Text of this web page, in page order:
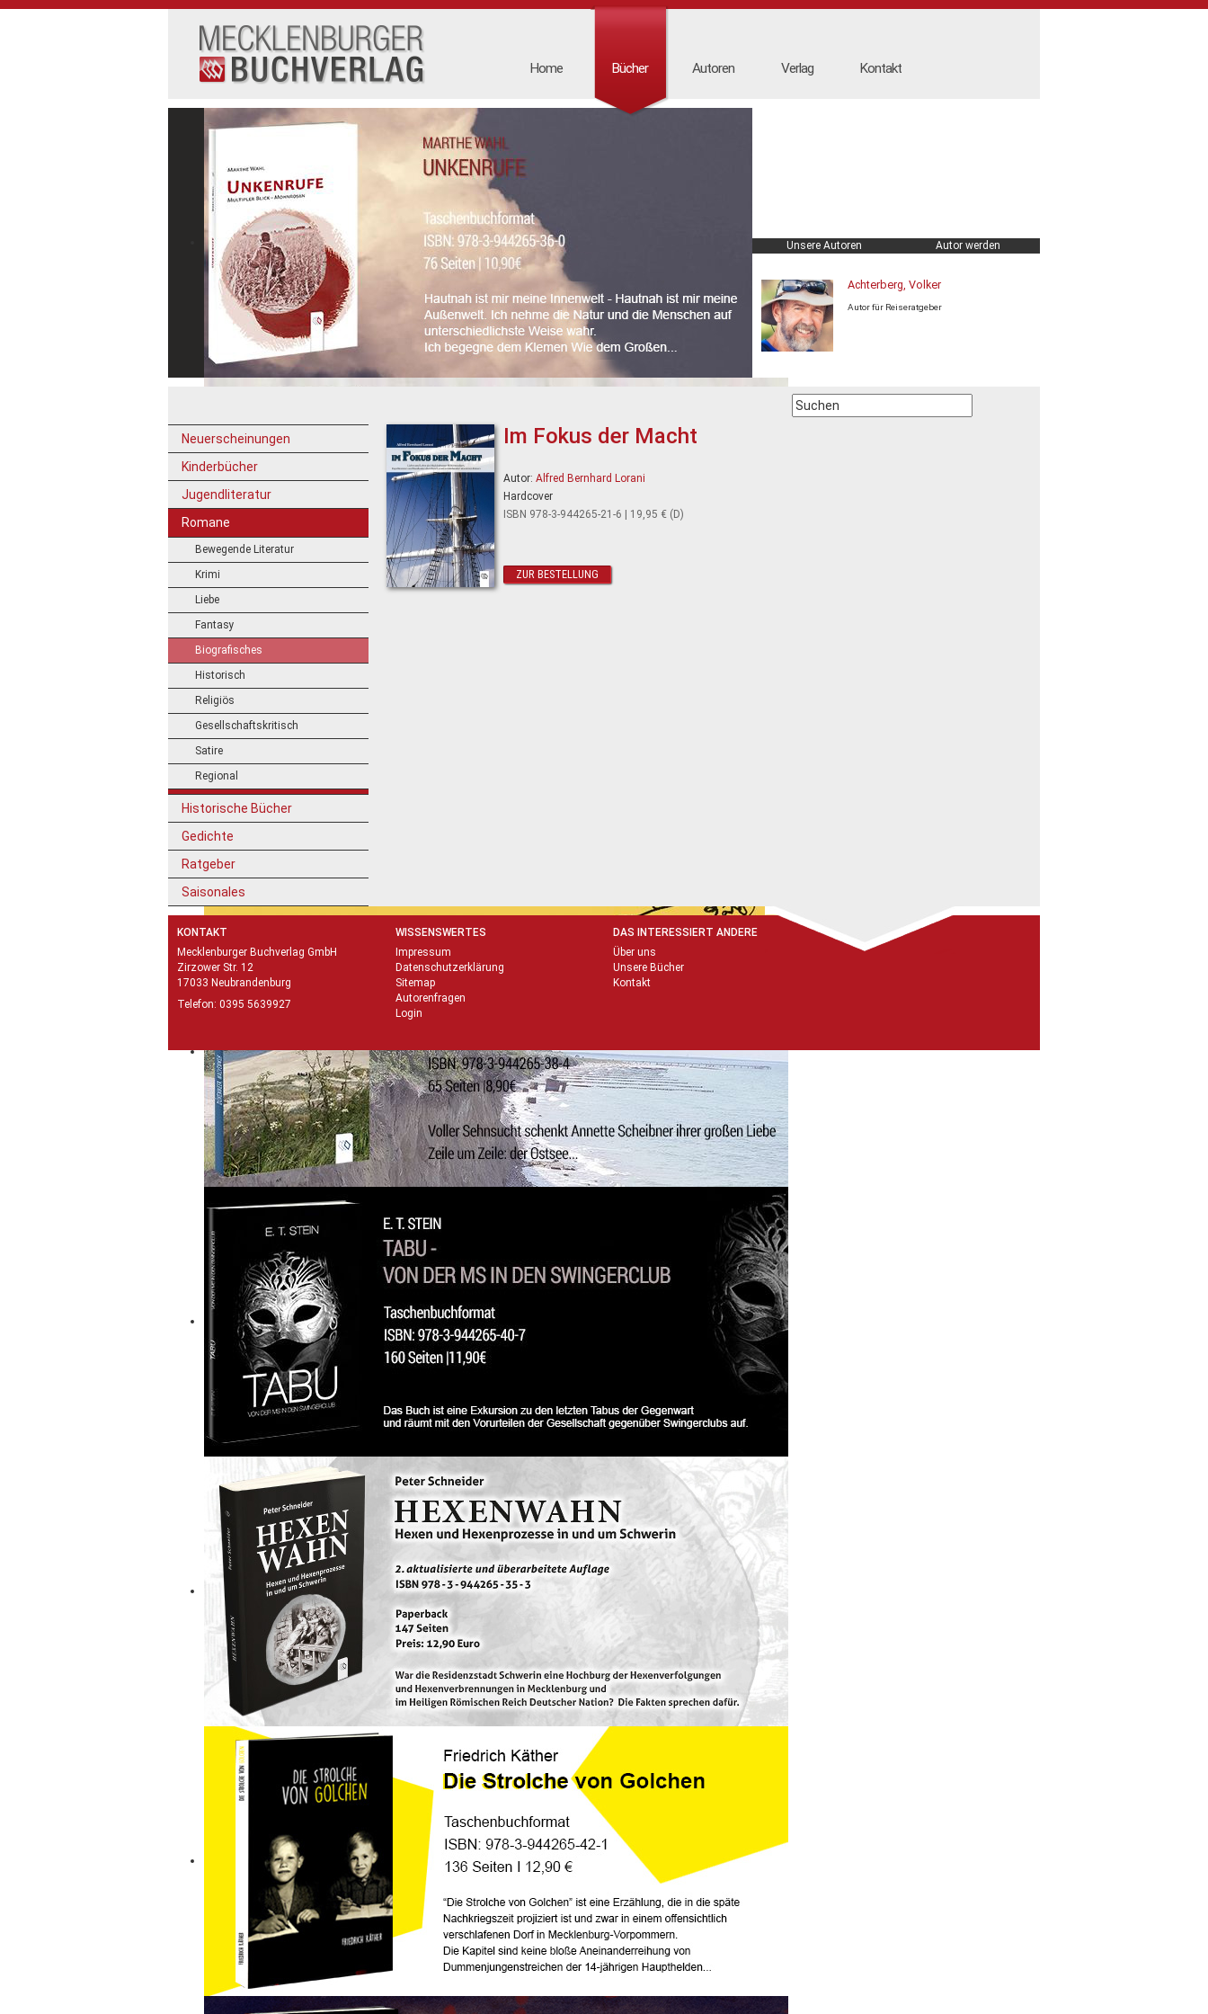
Home Bücher Autoren Verlag Kontakt
Unsere Autoren Autor werden
Achterberg, Volker
Autor für Reiseratgeber
Neuerscheinungen
Kinderbücher
Jugendliteratur
Romane
Bewegende Literatur
Krimi
Liebe
Fantasy
Biografisches
Historisch
Religiös
Gesellschaftskritisch
Satire
Regional
Historische Bücher
Gedichte
Ratgeber
Saisonales
Im Fokus der Macht
Autor: Alfred Bernhard Lorani
Hardcover
ISBN 978-3-944265-21-6 | 19,95 € (D)
ZUR BESTELLUNG
KONTAKT
Mecklenburger Buchverlag GmbH
Zirzower Str. 12
17033 Neubrandenburg
Telefon: 0395 5639927
WISSENSWERTES
Impressum
Datenschutzerklärung
Sitemap
Autorenfragen
Login
DAS INTERESSIERT ANDERE
Über uns
Unsere Bücher
Kontakt